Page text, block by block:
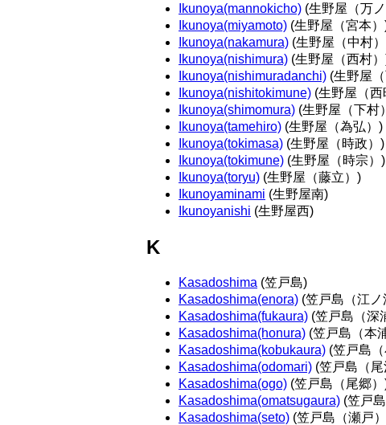
Ikunoya(mannokicho) (生野屋（万
Ikunoya(miyamoto) (生野屋（宮本
Ikunoya(nakamura) (生野屋（中村
Ikunoya(nishimura) (生野屋（西村
Ikunoya(nishimuradanchi) (生野屋
Ikunoya(nishitokimune) (生野屋（
Ikunoya(shimomura) (生野屋（下村
Ikunoya(tamehiro) (生野屋（為弘）)
Ikunoya(tokimasa) (生野屋（時政）)
Ikunoya(tokimune) (生野屋（時宗）)
Ikunoya(toryu) (生野屋（藤立）)
Ikunoyaminami (生野屋南)
Ikunoyanishi (生野屋西)
K
Kasadoshima (笠戸島)
Kasadoshima(enora) (笠戸島（江ノ
Kasadoshima(fukaura) (笠戸島（深
Kasadoshima(honura) (笠戸島（本
Kasadoshima(kobukaura) (笠戸島
Kasadoshima(odomari) (笠戸島（
Kasadoshima(ogo) (笠戸島（尾郷
Kasadoshima(omatsugaura) (笠戸
Kasadoshima(seto) (笠戸島（瀬戸